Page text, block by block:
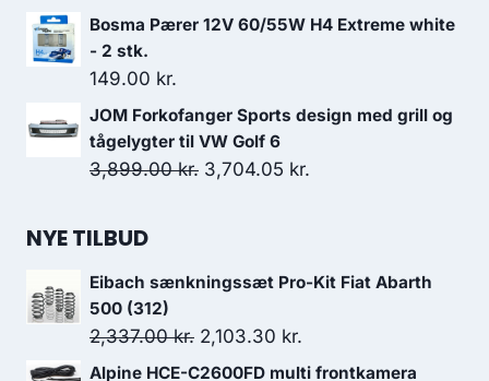
oprindelige
709.00 kr..
aktuelle
567.20 kr..
Bosma Pærer 12V 60/55W H4 Extreme white
- 2 stk.
149.00 kr.
JOM Forkofanger Sports design med grill og
tågelygter til VW Golf 6
3,899.00kr. Den
3,899.00 kr..
3,704.05 kr.
3,704.05 kr..
NYE TILBUD
Eibach sænkningssæt Pro-Kit Fiat Abarth
500 (312)
2,337.00kr. Den
oprindelige
2,103.30 kr.
aktuelle
Alpine HCE-C2600FD multi frontkamera